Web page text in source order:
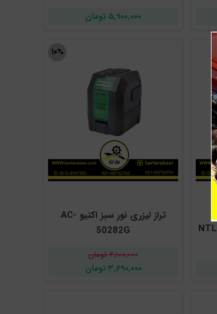
۵,۹۰۰,۰۰۰ تومان
تراز لیزری نور قرمز نووا مدل NTL
تراز لیزری نور سبز اکتیو AC-
50282G
۱۰%
۴,۱۰۰,۰۰۰ تومان
۳,۶۹۰,۰۰۰ تومان